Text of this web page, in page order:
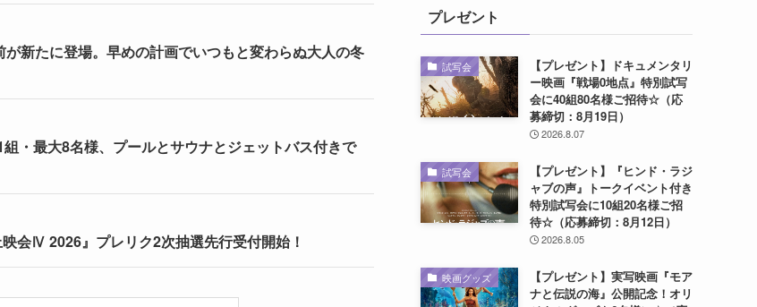
新たに登場。早めの計画でいつもと変わらぬ大人の冬
・最大8名様、プールとサウナとジェットバス付きで
会Ⅳ 2026』プレリク2次抽選先行受付開始！
プレゼント
試写会
【プレゼント】ドキュメンタリ
ー映画『戦場0地点』特別試写
会に40組80名様ご招待☆（応
募締切：8月19日）
2026.8.07
試写会
【プレゼント】『ヒンド・ラジ
ャブの声』トークイベント付き
特別試写会に10組20名様ご招
待☆（応募締切：8月12日）
2026.8.05
映画グッズ
【プレゼント】実写映画『モア
ナと伝説の海』公開記念！オリ